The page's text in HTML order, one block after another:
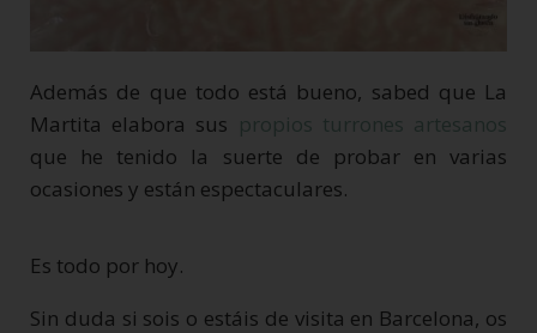
Además de que todo está bueno, sabed que La
Martita elabora sus propios turrones artesanos
que he tenido la suerte de probar en varias
ocasiones y están espectaculares.
Es todo por hoy.
Sin duda si sois o estáis de visita en Barcelona, os